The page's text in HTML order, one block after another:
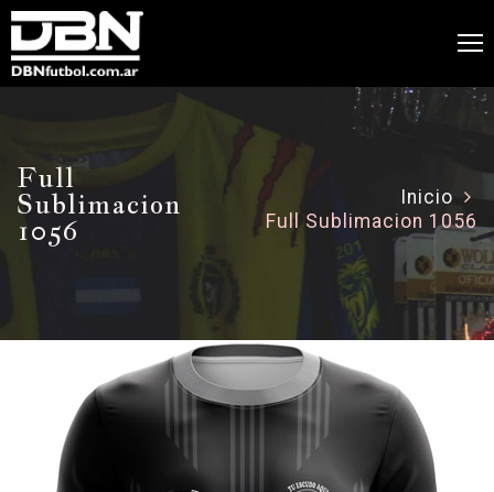
Full
Sublimacion
1056
Inicio
Full Sublimacion 1056